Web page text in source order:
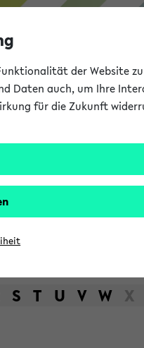
S T U V W X
der Website
Daten auch, um Ihre
für die Zukunft